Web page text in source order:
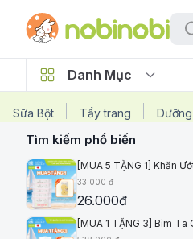
Danh Mục
Sữa Bột Tẩy trang
Tìm kiếm phổ biến
[MUA 5 TẶNG 1] Khăn
33.000đ
26.000đ
[MUA 1 TẶNG 3] Bỉm